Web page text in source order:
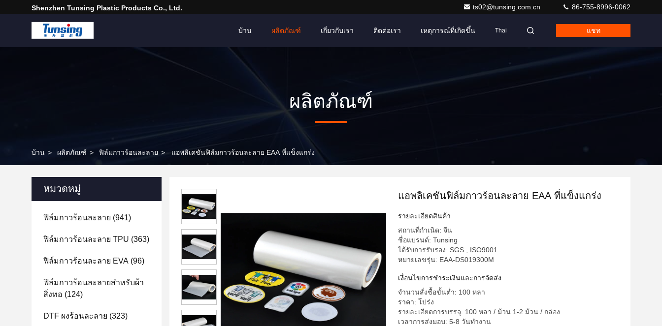
Shenzhen Tunsing Plastic Products Co., Ltd. ts02@tunsing.com.cn 86-755-8996-0062
บ้าน ผลิตภัณฑ์ เกี่ยวกับเรา ติดต่อเรา เหตุการณ์ที่เกิดขึ้น Thai แชท
ผลิตภัณฑ์
บ้าน > ผลิตภัณฑ์ > ฟิล์มกาวร้อนละลาย > แอพลิเคชันฟิล์มกาวร้อนละลาย EAA ที่แข็งแกร่ง
หมวดหมู่
ฟิล์มกาวร้อนละลาย (941)
ฟิล์มกาวร้อนละลาย TPU (363)
ฟิล์มกาวร้อนละลาย EVA (96)
ฟิล์มกาวร้อนละลายสำหรับผ้า
สิ่งทอ (124)
DTF ผงร้อนละลาย (323)
แอพลิเคชันฟิล์มกาวร้อนละลาย EAA ที่แข็งแกร่ง
รายละเอียดสินค้า
สถานที่กำเนิด: จีน
ชื่อแบรนด์: Tunsing
ได้รับการรับรอง: SGS , ISO9001
หมายเลขรุ่น: EAA-DS019300M
เงื่อนไขการชำระเงินและการจัดส่ง
จำนวนสั่งซื้อขั้นต่ำ: 100 หลา
ราคา: โปร่ง
รายละเอียดการบรรจุ: 100 หลา / ม้วน 1-2 ม้วน / กล่อง
เวลาการส่งมอบ: 5-8 วันทำงาน